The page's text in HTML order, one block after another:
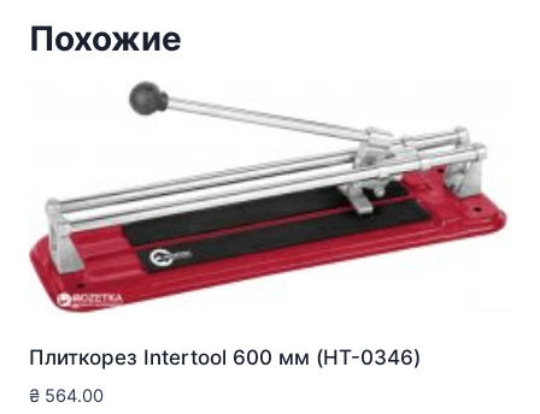
Похожие
Плиткорез Intertool 600 мм (HT-0346)
₴ 564.00